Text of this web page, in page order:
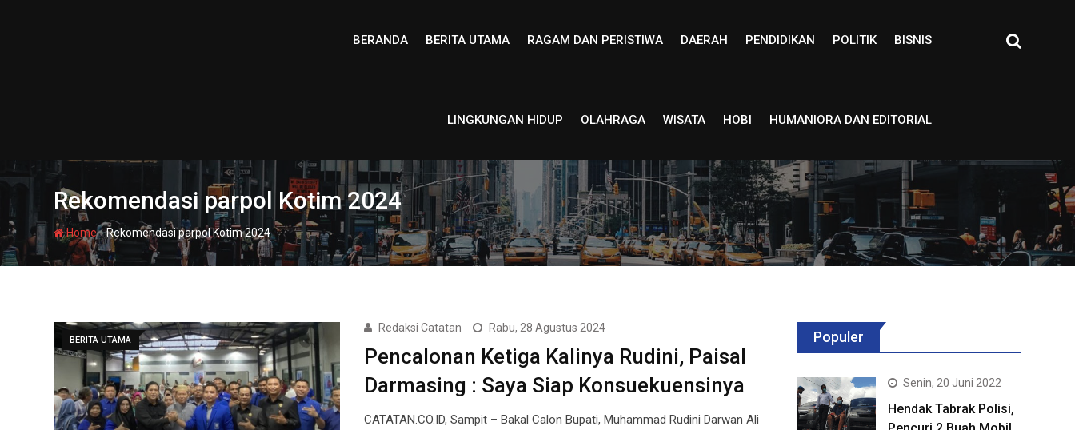
BERANDA BERITA UTAMA RAGAM DAN PERISTIWA DAERAH PENDIDIKAN POLITIK BISNIS
LINGKUNGAN HIDUP OLAHRAGA WISATA HOBI HUMANIORA DAN EDITORIAL
Rekomendasi parpol Kotim 2024
Home-Rekomendasi parpol Kotim 2024
BERITA UTAMA
Redaksi Catatan Rabu, 28 Agustus 2024
Pencalonan Ketiga Kalinya Rudini, Paisal
Darmasing : Saya Siap Konsuekuensinya
CATATAN.CO.ID, Sampit – Bakal Calon Bupati, Muhammad Rudini Darwan Ali
Populer
Senin, 20 Juni 2022
Hendak Tabrak Polisi,